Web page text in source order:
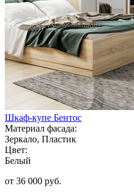
Шкаф-купе Бентос
Материал фасада:
Зеркало, Пластик
Цвет:
Белый
от 36 000 руб.